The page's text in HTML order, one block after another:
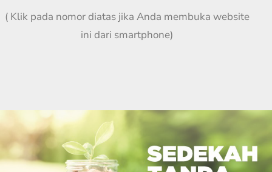
( Klik pada nomor diatas jika Anda membuka website
ini dari smartphone)